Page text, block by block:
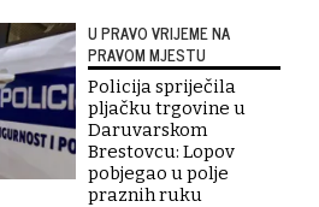
U PRAVO VRIJEME NA
PRAVOM MJESTU
Policija spriječila
pljačku trgovine u
Daruvarskom
Brestovcu: Lopov
pobjegao u polje
praznih ruku